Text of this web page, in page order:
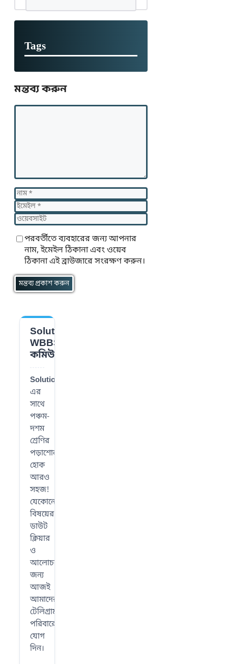
Tags
মন্তব্য করুন
মন্তব্য
নাম
ইমেইল
ওয়েবসাইট
পরবর্তীতে ব্যবহারের জন্য আপনার
নাম, ইমেইল ঠিকানা এবং ওয়েব
ঠিকানা এই ব্রাউজারে সংরক্ষণ করুন।
Solution
WBBSE
কমিউনিটি
SolutionWBBSE
এর
সাথে
পঞ্চম-
দশম
শ্রেণির
পড়াশোনা
হোক
আরও
সহজ!
যেকোনো
বিষয়ের
ডাউট
ক্লিয়ার
ও
আলোচনার
জন্য
আজই
আমাদের
টেলিগ্রাম
পরিবারে
যোগ
দিন।